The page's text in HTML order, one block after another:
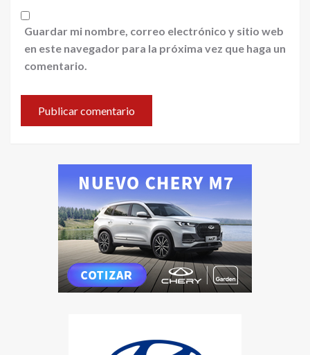
Guardar mi nombre, correo electrónico y sitio web
en este navegador para la próxima vez que haga un
comentario.